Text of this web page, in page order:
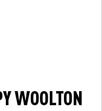
WOOLTON